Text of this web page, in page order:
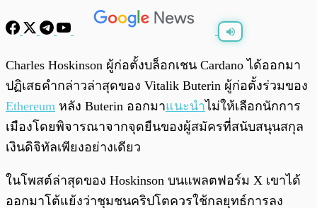
0:00 /
Charles Hoskinson ผู้ก่อตั้งบล็อกเชน Cardano ได้ออกมา
ปฏิเสธคำกล่าวล่าสุดของ Vitalik Buterin ผู้ก่อตั้งร่วมของ
Ethereum หลัง Buterin ออกมาแนะนำไม่ให้เลือกนักการ
เมืองโดยพิจารณาจากจุดยืนของผู้สมัครที่สนับสนุนสกุล
เงินดิจิทัลเพียงอย่างเดียว
ในโพสต์ล่าสุดของ Hoskinson บนแพลตฟอร์ม X เขาได้
ออกมาโต้แย้งว่าชุมชนคริปโตควรใช้กลยุทธ์การลง